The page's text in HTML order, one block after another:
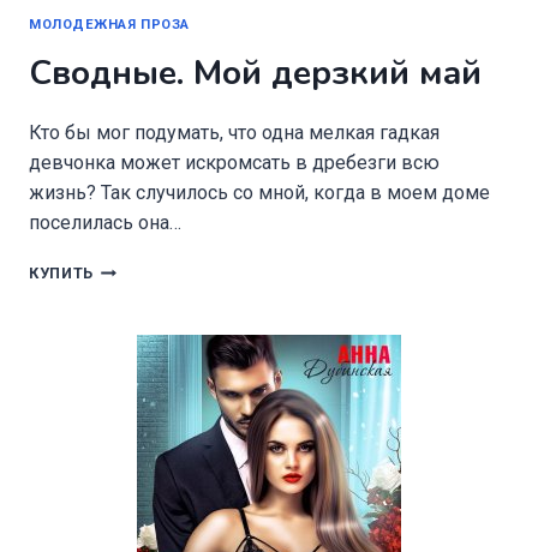
МОЛОДЕЖНАЯ ПРОЗА
Сводные. Мой дерзкий май
Кто бы мог подумать, что одна мелкая гадкая
девчонка может искромсать в дребезги всю
жизнь? Так случилось со мной, когда в моем доме
поселилась она…
КУПИТЬ СВОДНЫЕ.